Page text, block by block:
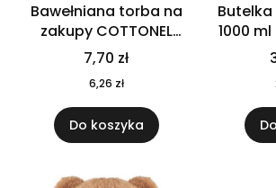
Bawełniana torba na
zakupy COTTONEL
COLOUR++ MO9846-11
7,70 zł
6,26 zł
Do koszyka
1000 ml